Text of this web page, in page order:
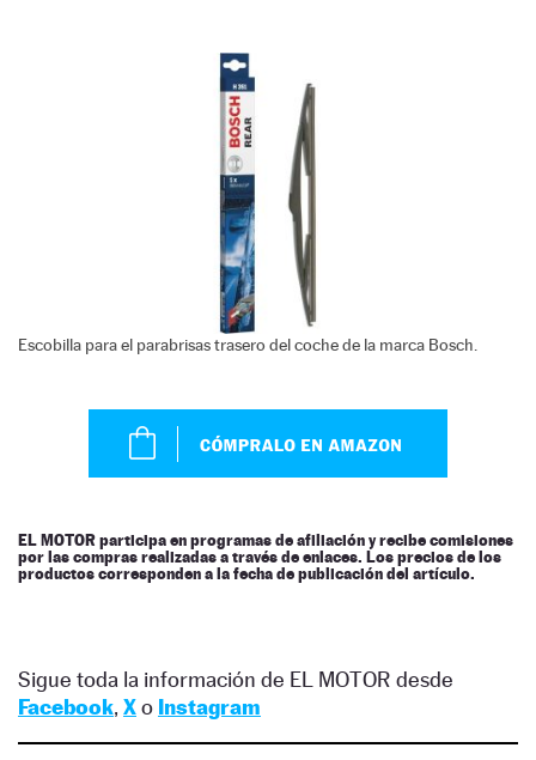
Escobilla para el parabrisas trasero del coche de la marca Bosch.
EL MOTOR participa en programas de afiliación y recibe comisiones
por las compras realizadas a través de enlaces. Los precios de los
productos corresponden a la fecha de publicación del artículo.
Sigue toda la información de EL MOTOR desde
Facebook, Xo Instagram